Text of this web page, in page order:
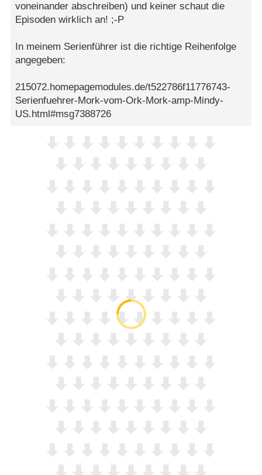
voneinander abschreiben) und keiner schaut die
Episoden wirklich an! ;-P
In meinem Serienführer ist die richtige Reihenfolge
angegeben:
215072.homepagemodules.de/t522786f11776743-
Serienfuehrer-Mork-vom-Ork-Mork-amp-Mindy-
US.html#msg7388726